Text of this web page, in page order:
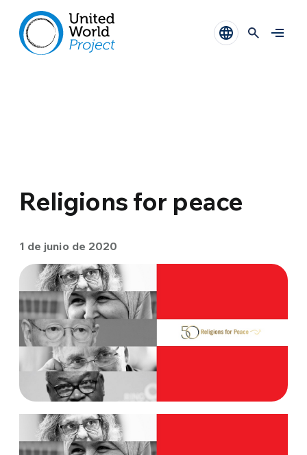
Religions for peace
1 de junio de 2020